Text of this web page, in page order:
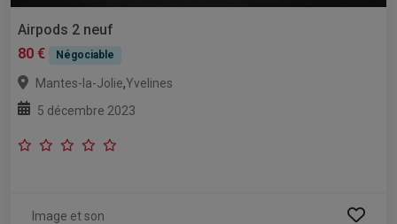
Airpods 2 neuf
80 €
Négociable
Mantes-la-Jolie,Yvelines
5 décembre 2023
Image et son